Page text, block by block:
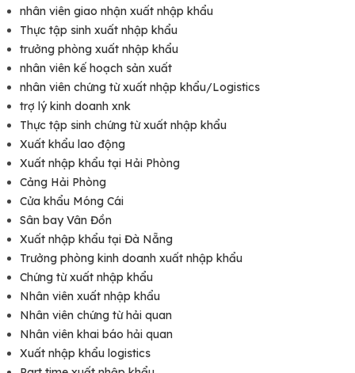
Xuất khẩu là gì?
Xuất khẩu là thuật ngữ vô cùng quen thuộc với tất cả mọi người
trong hàng chục năm qua. Tuy nhiên, chỉ những người làm trong
lĩnh vực ngành nghề này mới có thể hiểu cặn kẽ tất cả những
vấn đề liên quan đến lĩnh vực này. Vậy xuất khẩu là gì?
Xuất nhập khẩu, ngoại thương
Có thể hiểu theo một cách đơn giản xuất khẩu là công việc
buôn bán sản phẩm hàng hóa, dịch vụ của nước mình cho
nhân viên giao nhận xuất nhập khẩu
Thực tập sinh xuất nhập khẩu
trưởng phòng xuất nhập khẩu
nhân viên kế hoạch sản xuất
nhân viên chứng từ xuất nhập khẩu/Logistics
trợ lý kinh doanh xnk
Thực tập sinh chứng từ xuất nhập khẩu
Xuất khẩu lao động
Xuất nhập khẩu tại Hải Phòng
Cảng Hải Phòng
Cửa khẩu Móng Cái
Sân bay Vân Đồn
Xuất nhập khẩu tại Đà Nẵng
Trưởng phòng kinh doanh xuất nhập khẩu
Chứng từ xuất nhập khẩu
Nhân viên xuất nhập khẩu
Nhân viên chứng từ hải quan
Nhân viên khai báo hải quan
Xuất nhập khẩu logistics